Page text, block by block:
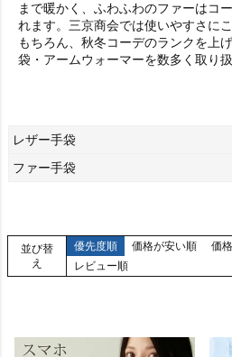
まで暖かく、ふわふわのファーはコ
れます。三京商会では使いやすさに
もちろん、秋冬コーデのランクを上
袋・アームウォーマーを数多く取り
レザー手袋
ファー手袋
並び替
え
優先度順 価格が安い順 価
レビュー順